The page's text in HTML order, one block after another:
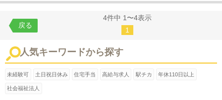
4件中 1〜4表示
1
戻る
人気キーワードから探す
未経験可 土日祝日休み 住宅手当 高給与求人 駅チカ 年休110日以上
社会福祉法人